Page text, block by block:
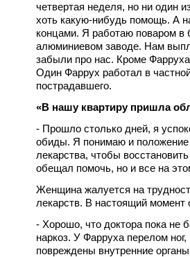
четвертая неделя, но ни один
хоть какую-нибудь помощь. А
концами. Я работаю поваром в
алюминиевом заводе. Нам
забыли про нас. Кроме
Один Фаррух работал в
пострадавшего.
«В нашу квартиру пришла
- Прошло столько дней, я
обиды. Я понимаю и положение
лекарства, чтобы
обещал помочь, но и все на
Женщина жалуется на
лекарств. В настоящий
- Хорошо, что доктора пока не
наркоз. У Фарруха перелом
повреждены внутренние